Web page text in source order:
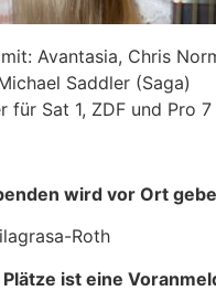
Avantasia, Chris
Saddler (Saga)
für Sat 1, ZDF und Pro 7
wird vor Ort
Roth
ist eine